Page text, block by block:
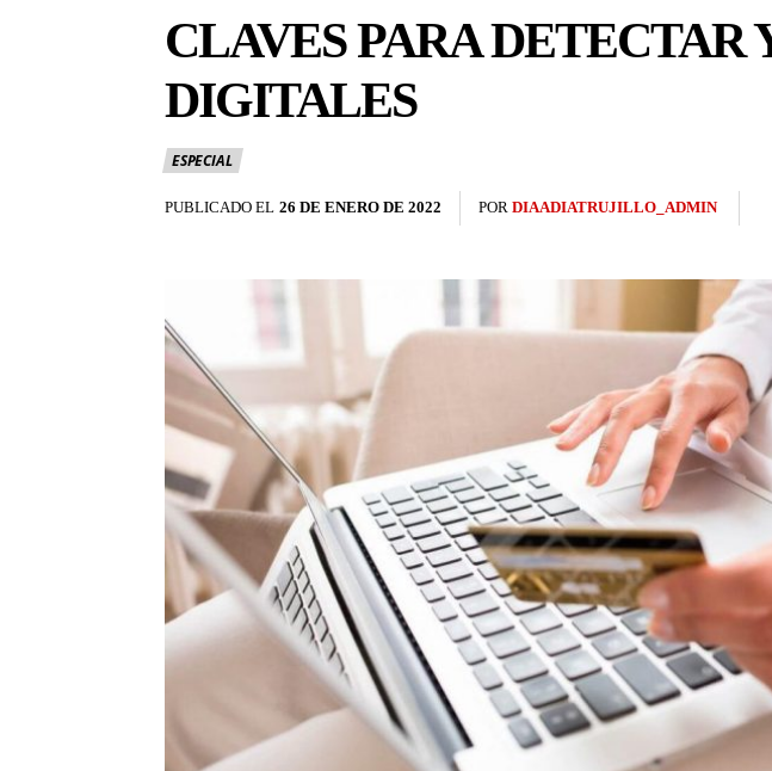
CLAVES PARA DETECTAR
DIGITALES
ESPECIAL
PUBLICADO EL 26 DE ENERO DE 2022 POR DIAADIATRUJILLO_ADMIN